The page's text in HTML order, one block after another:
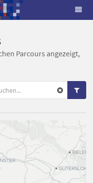
Parcours angezeigt,